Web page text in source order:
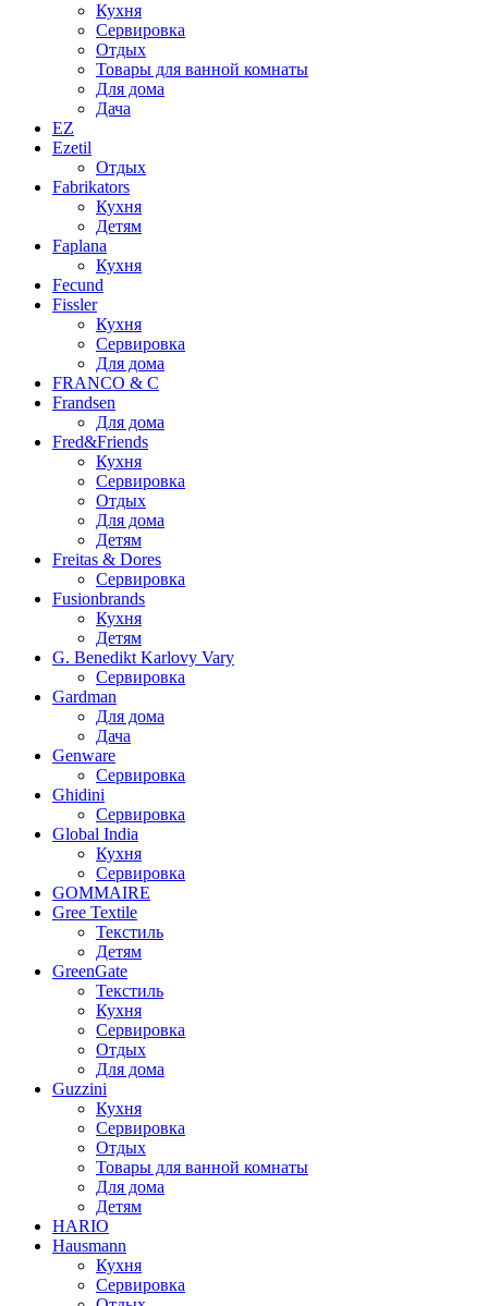
Кухня
Сервировка
Отдых
Товары для ванной комнаты
Для дома
Дача
EZ
Ezetil
Отдых
Fabrikators
Кухня
Детям
Faplana
Кухня
Fecund
Fissler
Кухня
Сервировка
Для дома
FRANCO & C
Frandsen
Для дома
Fred&Friends
Кухня
Сервировка
Отдых
Для дома
Детям
Freitas & Dores
Сервировка
Fusionbrands
Кухня
Детям
G. Benedikt Karlovy Vary
Сервировка
Gardman
Для дома
Дача
Genware
Сервировка
Ghidini
Сервировка
Global India
Кухня
Сервировка
GOMMAIRE
Gree Textile
Текстиль
Детям
GreenGate
Текстиль
Кухня
Сервировка
Отдых
Для дома
Guzzini
Кухня
Сервировка
Отдых
Товары для ванной комнаты
Для дома
Детям
HARIO
Hausmann
Кухня
Сервировка